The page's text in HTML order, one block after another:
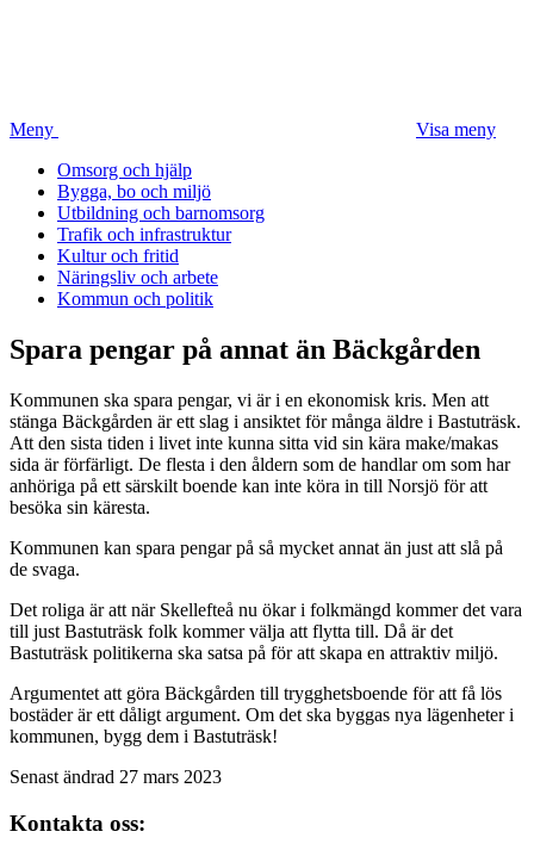
Meny
Visa meny
Omsorg och hjälp
Bygga, bo och miljö
Utbildning och barnomsorg
Trafik och infrastruktur
Kultur och fritid
Näringsliv och arbete
Kommun och politik
Spara pengar på annat än Bäckgården
Kommunen ska spara pengar, vi är i en ekonomisk kris. Men att
stänga Bäckgården är ett slag i ansiktet för många äldre i Bastuträsk.
Att den sista tiden i livet inte kunna sitta vid sin kära make/makas
sida är förfärligt. De flesta i den åldern som de handlar om som har
anhöriga på ett särskilt boende kan inte köra in till Norsjö för att
besöka sin käresta.
Kommunen kan spara pengar på så mycket annat än just att slå på
de svaga.
Det roliga är att när Skellefteå nu ökar i folkmängd kommer det vara
till just Bastuträsk folk kommer välja att flytta till. Då är det
Bastuträsk politikerna ska satsa på för att skapa en attraktiv miljö.
Argumentet att göra Bäckgården till trygghetsboende för att få lös
bostäder är ett dåligt argument. Om det ska byggas nya lägenheter i
kommunen, bygg dem i Bastuträsk!
Senast ändrad 27 mars 2023
Kontakta oss: